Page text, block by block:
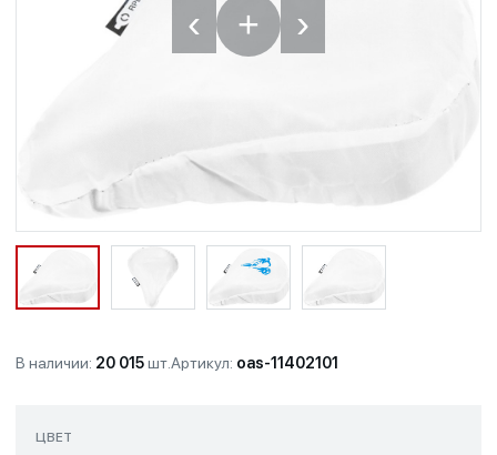
‹ + ›
В наличии: 20 015шт.Артикул: oas-11402101
ЦВЕТ